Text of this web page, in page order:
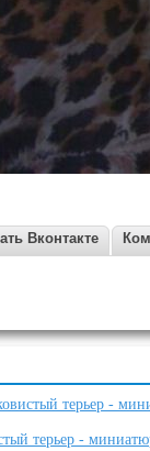
Вконтакте
терьер -
терьер -